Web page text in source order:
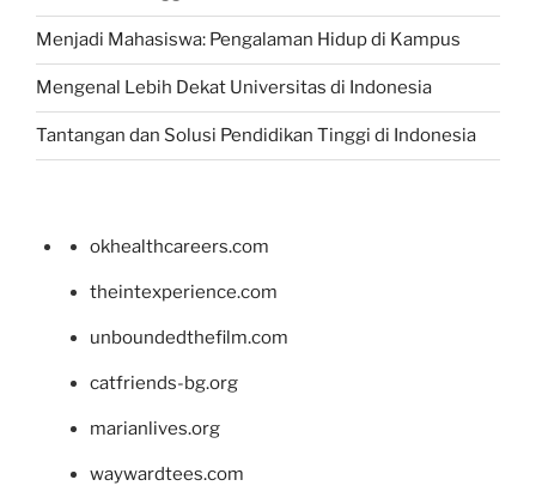
Menjadi Mahasiswa: Pengalaman Hidup di Kampus
Mengenal Lebih Dekat Universitas di Indonesia
Tantangan dan Solusi Pendidikan Tinggi di Indonesia
okhealthcareers.com
theintexperience.com
unboundedthefilm.com
catfriends-bg.org
marianlives.org
waywardtees.com